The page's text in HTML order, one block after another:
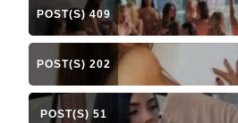
409 POST(S)
202 POST(S)
51 POST(S)